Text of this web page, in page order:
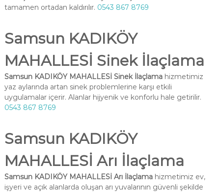
tamamen ortadan kaldırılır. 0543 867 8769
Samsun KADIKÖY
MAHALLESİ Sinek İlaçlama
Samsun KADIKÖY MAHALLESİ Sinek İlaçlamahizmetimiz
yaz aylarında artan sinek problemlerine karşı etkili
uygulamalar içerir. Alanlar hijyenik ve konforlu hale getirilir.
0543 867 8769
Samsun KADIKÖY
MAHALLESİ Arı İlaçlama
Samsun KADIKÖY MAHALLESİ Arı İlaçlamahizmetimiz ev,
işyeri ve açık alanlarda oluşan arı yuvalarının güvenli şekilde